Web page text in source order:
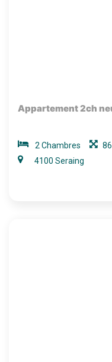
Appartement 2ch
2 Chambres
4100 Seraing